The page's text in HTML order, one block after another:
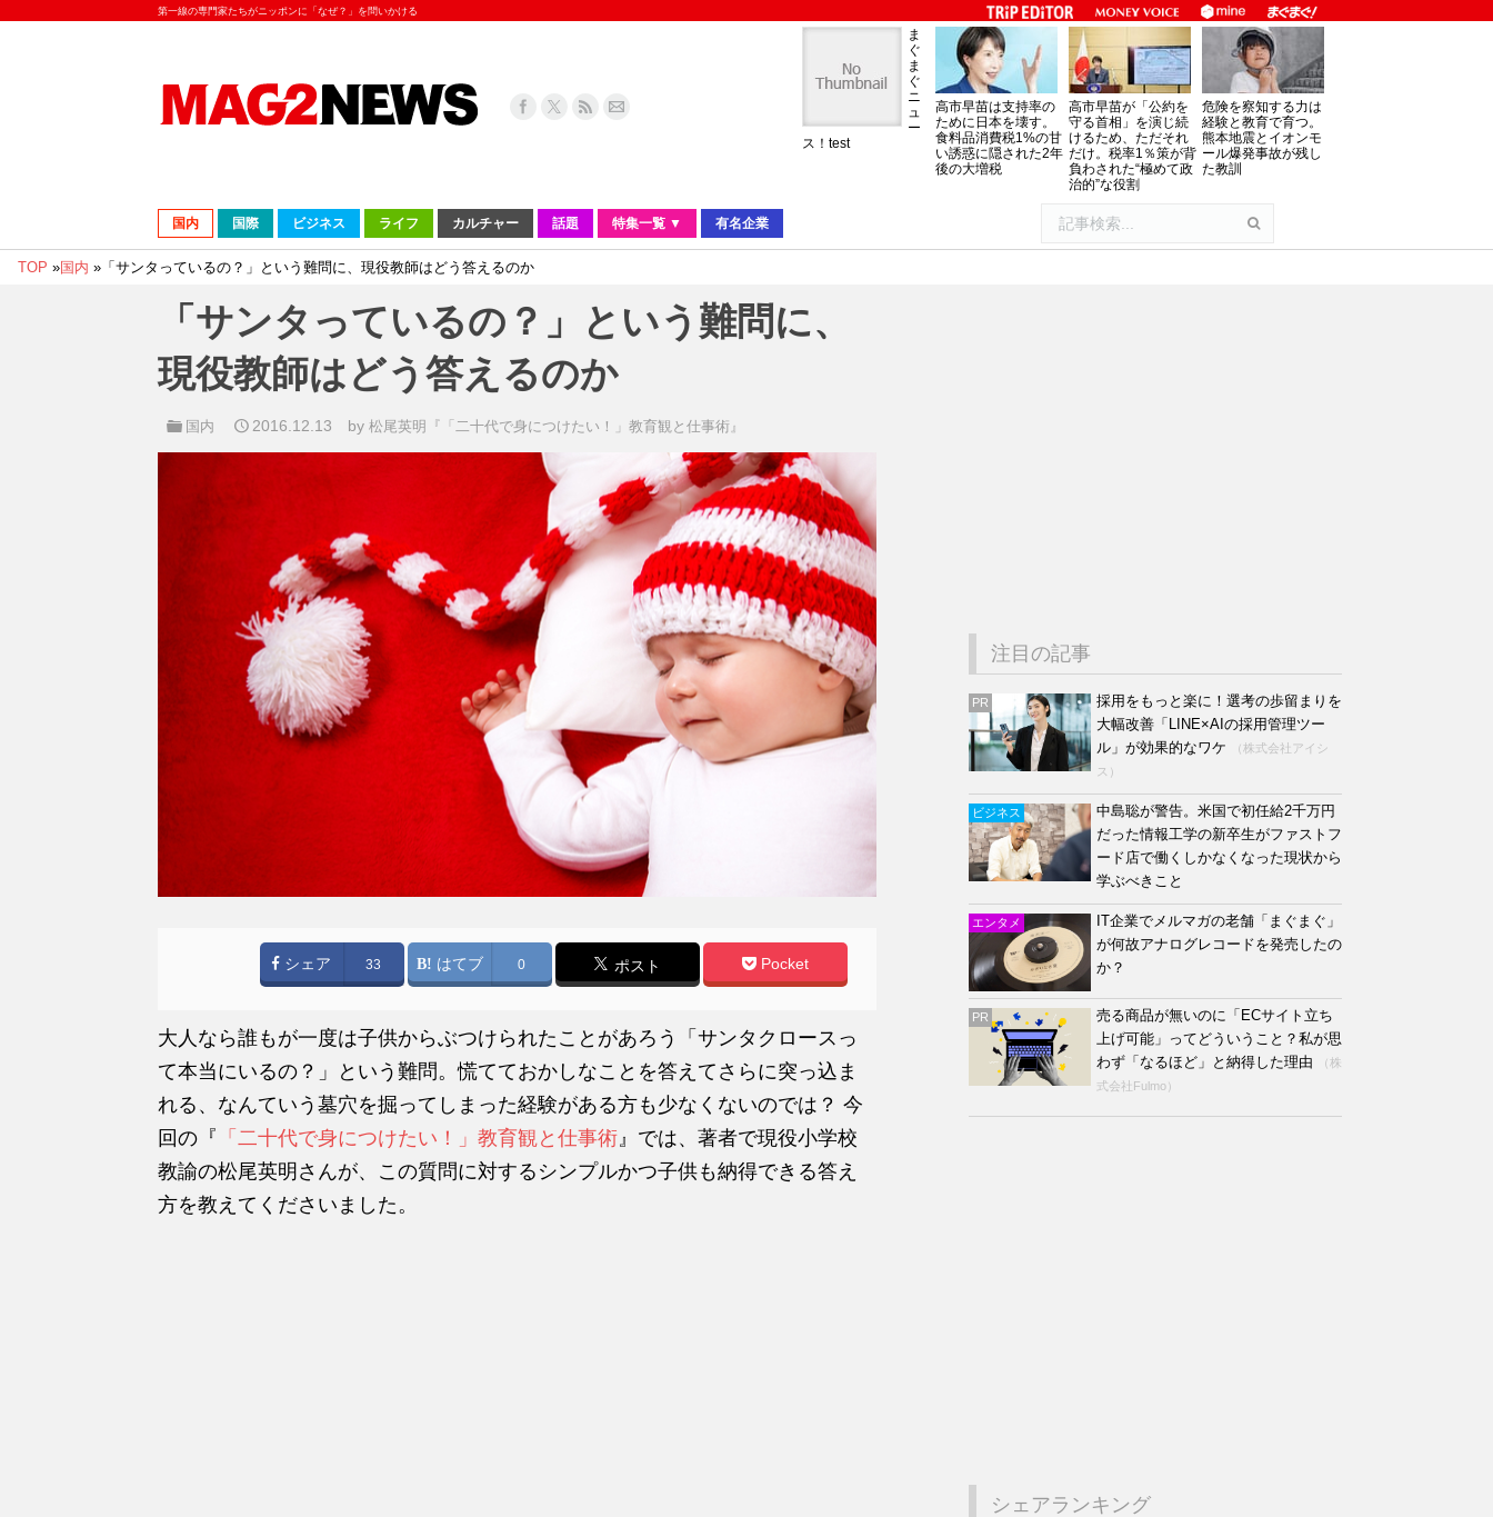
第一線の専門家たちがニッポンに「なぜ？」を問いかける
ま
ぐ
ま
ぐ
ニ
ュ
ー
ス！test
高市早苗は支持率の
ために日本を壊す。
食料品消費税1%の甘
い誘惑に隠された2年
後の大増税
高市早苗が「公約を
守る首相」を演じ続
けるため、ただそれ
だけ。税率1％策が背
負わされた“極めて政
治的”な役割
危険を察知する力は
経験と教育で育つ。
熊本地震とイオンモ
ール爆発事故が残し
た教訓
国内 国際 ビジネス ライフ カルチャー 話題 特集一覧 ▼ 有名企業
TOP »国内 » 「サンタっているの？」という難問に、現役教師はどう答えるのか
「サンタっているの？」という難問に、
現役教師はどう答えるのか
国内 2016.12.13 by松尾英明『「二十代で身につけたい！」教育観と仕事術』
シェア 33 はてブ 0 ポスト Pocket
大人なら誰もが一度は子供からぶつけられたことがあろう「サンタクロースっ
て本当にいるの？」という難問。慌てておかしなことを答えてさらに突っ込ま
れる、なんていう墓穴を掘ってしまった経験がある方も少なくないのでは？ 今
回の『 「二十代で身につけたい！」教育観と仕事術 』では、著者で現役小学校
教諭の松尾英明さんが、この質問に対するシンプルかつ子供も納得できる答え
方を教えてくださいました。
注目の記事
PR
採用をもっと楽に！選考の歩留まりを
大幅改善「LINE×AIの採用管理ツー
ル」が効果的なワケ
（株式会社アイシ
ス）
ビジネス
中島聡が警告。米国で初任給2千万円
だった情報工学の新卒生がファストフ
ード店で働くしかなくなった現状から
学ぶべきこと
エンタメ
IT企業でメルマガの老舗「まぐまぐ」
が何故アナログレコードを発売したの
か？
PR
売る商品が無いのに「ECサイト立ち
上げ可能」ってどういうこと？私が思
わず「なるほど」と納得した理由
（株
式会社Fulmo）
シェアランキング